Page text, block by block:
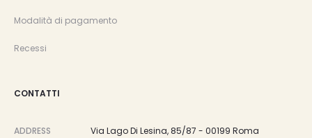
Modalità di pagamento
Recessi
CONTATTI
ADDRESS
Via Lago Di Lesina, 85/87 - 00199 Roma